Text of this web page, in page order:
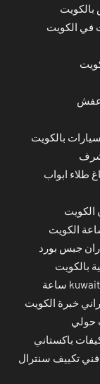
في الكويت
عفش
بالكويت
طلاء ابواب
الكويت
جبس بورد
بالكويت
خبرة الكويت
حولي
باكستاني
تكييف سنترال